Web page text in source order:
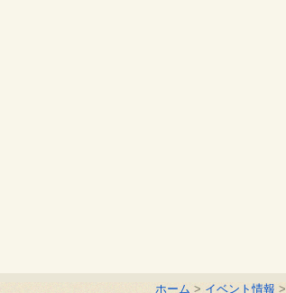
ホーム イベント情報